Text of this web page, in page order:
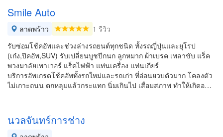
Smile Auto
ลาดพร้าว
1 รีวิว
รับซ่อมโช้คอัพและช่วงล่างรถยนต์ทุกชนิด ทั้งรถญี่ปุ่นและยุโรป
(เก๋ง,ปิคอัพ,SUV) รับเปลี่ยนบูชปีกนก ลูกหมาก ผ้าเบรค เพลาขับ แร็ค
พวงมาลัยเพาเวอร์ แร็คไฟฟ้า แท่นเครื่อง แท่นเกียร์
บริการอัพเกรดโช้คอัพทั้งรถใหม่และรถเก่า ที่อ่อนยวบตัวมาก โคลงตัว
ไม่เกาะถนน ตกหลุมแล้วกระแทก นิ่มเกินไป เสื่อมสภาพ ทำให้เกิดอ…
นวลจันทร์การช่าง